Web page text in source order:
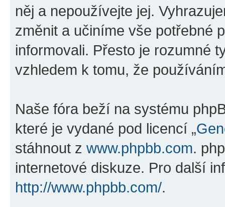
něj a nepoužívejte jej.
změnit a učiníme vše potřebné
informovali. Přesto je rozumné
vzhledem k tomu, že
Naše fóra beží na systému
které je vydané pod licencí „
stáhnout z www.phpbb.com.
internetové diskuze. Pro další
http://www.phpbb.com/.